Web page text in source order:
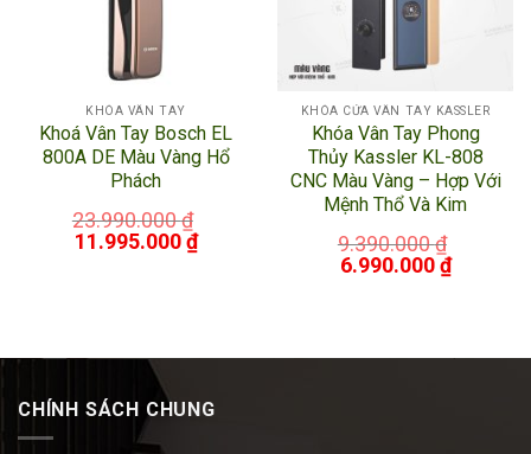
KHÓA VÂN TAY
Khoá Vân Tay Bosch EL
800A DE Màu Vàng Hổ
Phách
23.990.000₫
11.995.000₫
KHÓA CỬA VÂN TAY KASSLER
Khóa Vân Tay Phong
Thủy Kassler KL-808
CNC Màu Vàng – Hợp Với
Mệnh Thổ Và Kim
9.390.000₫
6.990.000₫
CHÍNH SÁCH CHUNG